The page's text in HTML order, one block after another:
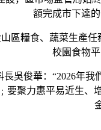
額完成市下達
糧食、蔬菜生產任
校園食物
俊華：“2026年我
要聚力惠平易近生